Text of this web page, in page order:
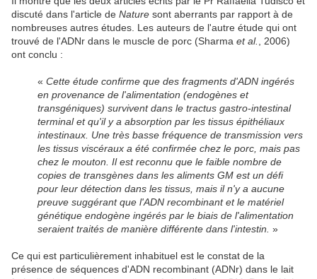
discuté dans l'article de Nature sont aberrants par rapport à de
nombreuses autres études. Les auteurs de l'autre étude qui ont
trouvé de l'ADNr dans le muscle de porc (Sharma et al.
, 2006)
ont conclu :
« Cette étude confirme que des fragments d'ADN ingérés
en provenance de l'alimentation (endogènes et
transgéniques) survivent dans le tractus gastro-intestinal
terminal et qu'il y a absorption par les tissus épithéliaux
intestinaux. Une très basse fréquence de transmission vers
les tissus viscéraux a été confirmée chez le porc, mais pas
chez le mouton. Il est reconnu que le faible nombre de
copies de transgènes dans les aliments GM est un défi
pour leur détection dans les tissus, mais il n'y a aucune
preuve suggérant que l'ADN recombinant et le matériel
génétique endogène ingérés par le biais de l'alimentation
seraient traités de manière différente dans l'intestin. »
Ce qui est particulièrement inhabituel est le constat de la
présence de séquences d'ADN recombinant (ADNr) dans le lait